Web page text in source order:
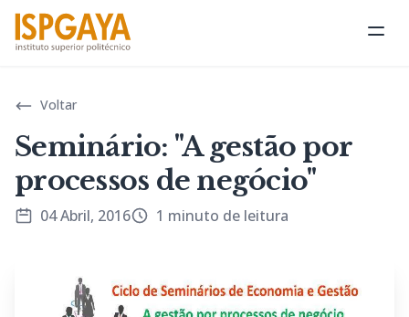
Voltar
Seminário: "A gestão por
processos de negócio"
04 Abril, 2016 1 minuto de leitura